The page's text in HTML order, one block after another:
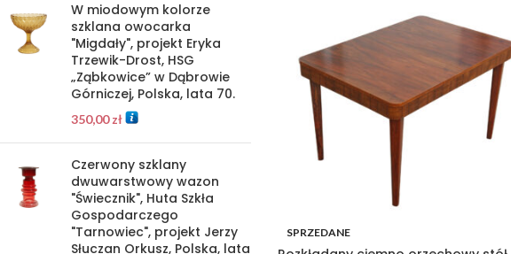
W miodowym kolorze
szklana owocarka
"Migdały", projekt Eryka
Trzewik-Drost, HSG
„Ząbkowice” w Dąbrowie
Górniczej, Polska, lata 70.
350,00zł
Czerwony szklany
dwuwarstwowy wazon
"Świecznik", Huta Szkła
Gospodarczego
"Tarnowiec", projekt Jerzy
Słuczan Orkusz, Polska, lata
SPRZEDANE